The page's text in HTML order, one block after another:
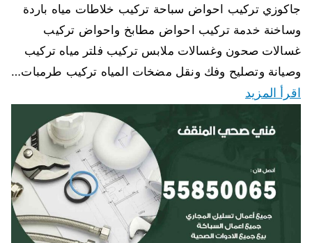
جاكوزي تركيب احواض سباحة تركيب خلاطات مياه باردة
وساخنة خدمة تركيب احواض مطابخ واحواض تركيب
غسالات صحون وغسالات ملابس تركيب فلتر مياه تركيب
وصيانة وتصليح وفك ونقل مضخات المياه تركيب طرمبات…
اقرأ المزيد